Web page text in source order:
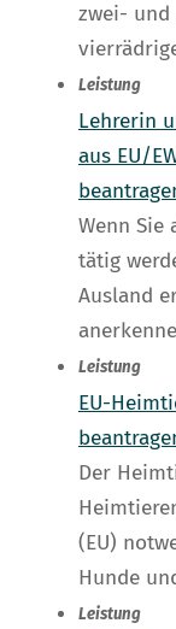
zwei- und
Leistung
Lehrerin
aus EU/
Wenn Sie
tätig
Ausland
Leistung
EU-
Der
(EU)
Hunde
Leistung